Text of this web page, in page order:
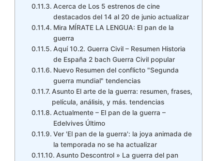
Acerca de Los 5 estrenos de cine
destacados del 14 al 20 de junio actualizar
Mira MÍRATE LA LENGUA: El pan de la
guerra
Aquí 10.2. Guerra Civil – Resumen Historia
de España 2 bach Guerra Civil popular
Nuevo Resumen del conflicto "Segunda
guerra mundial" tendencias
Asunto El arte de la guerra: resumen, frases,
película, análisis, y más. tendencias
Actualmente – El pan de la guerra –
Edelvives Último
Ver 'El pan de la guerra': la joya animada de
la temporada no se ha actualizar
Asunto Descontrol » La guerra del pan